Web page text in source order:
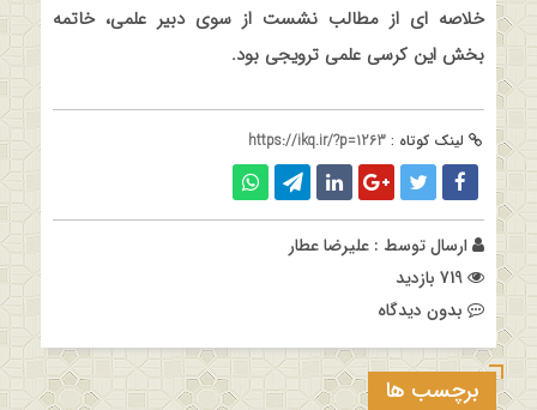
خلاصه ای از مطالب نشست از سوی دبیر علمی، خاتمه
بخش این کرسی علمی ترویجی بود.
لینک کوتاه : https://ikq.ir/?p=1263
ارسال توسط : علیرضا عطار
بدون دیدگاه
برچسب ها